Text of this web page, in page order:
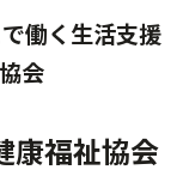
働く生活支援
会
康福祉協会